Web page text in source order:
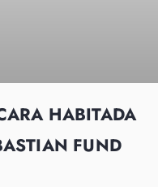
HABITADA
FUND